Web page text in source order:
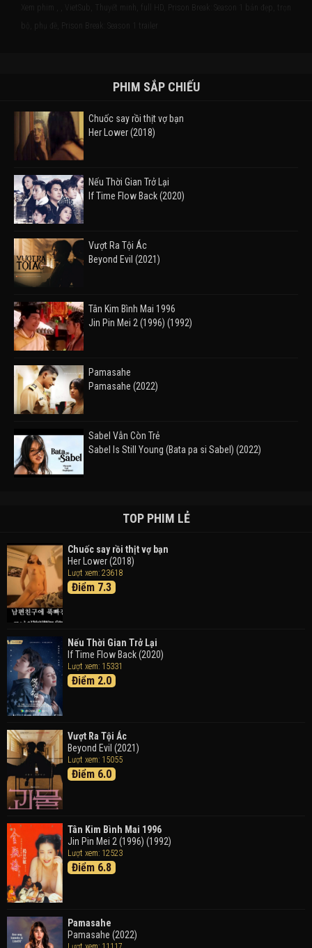
Xem phim , , VietSub, Thuyết minh, full HD, Prison Break: Season 1 bản đẹp, trọn
bộ, phụ đề, Prison Break: Season 1 trailer
PHIM SẮP CHIẾU
Chuốc say rồi thịt vợ bạn
Her Lower (2018)
Nếu Thời Gian Trở Lại
If Time Flow Back (2020)
Vượt Ra Tội Ác
Beyond Evil (2021)
Tân Kim Bình Mai 1996
Jin Pin Mei 2 (1996) (1992)
Pamasahe
Pamasahe (2022)
Sabel Vẫn Còn Trẻ
Sabel Is Still Young (Bata pa si Sabel) (2022)
Takas (2024)
Thám Tử Lừng Danh Conan 26: Tàu Ngầm Sắt Màu
Đen
Detective Conan: Black Iron Submarine (2023)
Trong Tranh
Doraemon the Movie: Nobita's Art World Tales (2025)
Tháng Ngày Tươi Đẹp
TOP PHIM LẺ
Chuốc say rồi thịt vợ bạn
Her Lower (2018)
Lượt xem: 23618
Điểm 7.3
Nếu Thời Gian Trở Lại
If Time Flow Back (2020)
Lượt xem: 15331
Điểm 2.0
Vượt Ra Tội Ác
Beyond Evil (2021)
Lượt xem: 15055
Điểm 6.0
Tân Kim Bình Mai 1996
Jin Pin Mei 2 (1996) (1992)
Lượt xem: 12523
Điểm 6.8
Pamasahe
Pamasahe (2022)